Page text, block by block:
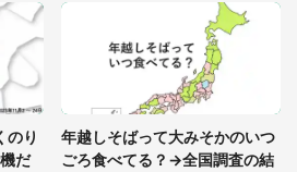
のり
だ
年越しそばって大みそかのいつ
ごろ食べてる？→全国調査の結